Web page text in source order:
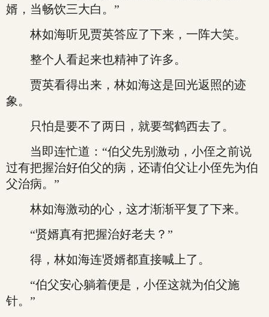
婿，当畅饮三大白。”
林如海听见贾英答应了下来，一阵大笑。
整个人看起来也精神了许多。
贾英看得出来，林如海这是回光返照的迹
象。
只怕是要不了两日，就要驾鹤西去了。
当即连忙道：“伯父先别激动，小侄之前说
过有把握治好伯父的病，还请伯父让小侄先为伯
父治病。”
林如海激动的心，这才渐渐平复了下来。
“贤婿真有把握治好老夫？”
得，林如海连贤婿都直接喊上了。
“伯父安心躺着便是，小侄这就为伯父施
针。”